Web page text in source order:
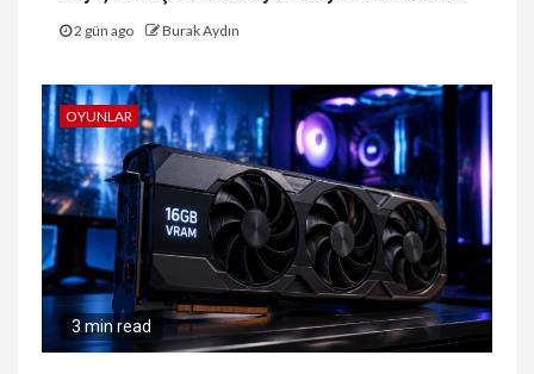
2 gün ago Burak Aydın
OYUNLAR
3 min read